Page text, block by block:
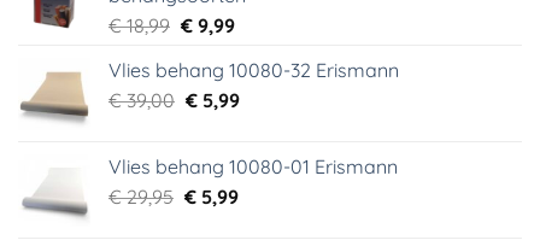
€18,99 Oorspronkelijke
was:
€ 18,99.
€9,99Huidige
is:
€ 9,99.
Vlies behang 10080-32 Erismann
€39,00 Oorspronkelijke
€ 39,00.
€5,99Huidige
€ 5,99.
Vlies behang 10080-01 Erismann
€29,95 Oorspronkelijke
€5,99Huidige